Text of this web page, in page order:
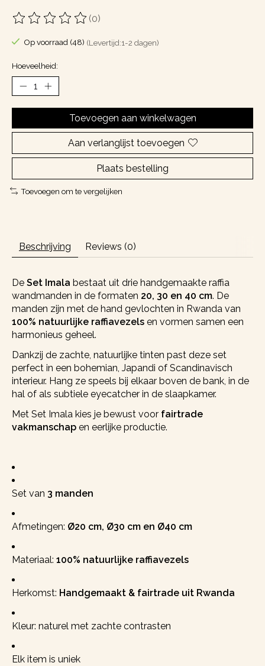
De beoordeling van dit product is
(0)
Op voorraad (48) (Levertijd:1-2 dagen)
Hoeveelheid:
Toevoegen aan winkelwagen
Aan verlanglijst toevoegen
Plaats bestelling
Toevoegen om te vergelijken
Beschrijving Reviews (0)
De Set Imala bestaat uit drie handgemaakte raffia
wandmanden in de formaten 20, 30 en 40 cm. De
manden zijn met de hand gevlochten in Rwanda van
100% natuurlijke raffiavezels en vormen samen een
harmonieus geheel.
Dankzij de zachte, natuurlijke tinten past deze set
perfect in een bohemian, Japandi of Scandinavisch
interieur. Hang ze speels bij elkaar boven de bank, in de
hal of als subtiele eyecatcher in de slaapkamer.
Met Set Imala kies je bewust voor fairtrade
vakmanschap en eerlijke productie.
Set van 3 manden
Afmetingen: Ø20 cm, Ø30 cm en Ø40 cm
Materiaal: 100% natuurlijke raffiavezels
Herkomst: Handgemaakt & fairtrade uit Rwanda
Kleur: naturel met zachte contrasten
Elk item is uniek